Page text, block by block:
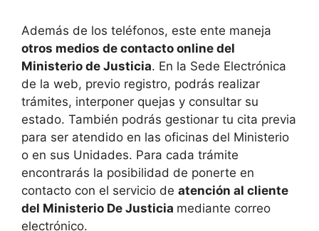
Además de los teléfonos, este ente maneja
otros medios de contacto online del
Ministerio de Justicia. En la Sede Electrónica
de la web, previo registro, podrás realizar
trámites, interponer quejas y consultar su
estado. También podrás gestionar tu cita previa
para ser atendido en las oficinas del Ministerio
o en sus Unidades. Para cada trámite
encontrarás la posibilidad de ponerte en
contacto con el servicio de atención al cliente
del Ministerio De Justicia mediante correo
electrónico.